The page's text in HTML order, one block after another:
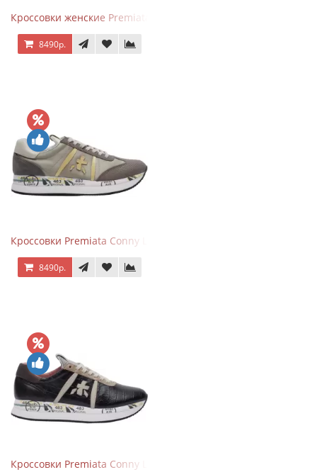
Кроссовки женские Premiata Conny бежево-серые с розовым
8490р.
Кроссовки Premiata Conny Leather Beige
8490р.
Кроссовки Premiata Conny Leather Black Brown